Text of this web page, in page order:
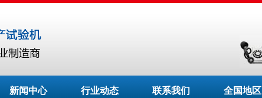
新闻中心 行业动态 联系我们 全国地区